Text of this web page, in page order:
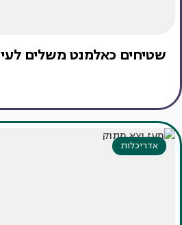
שטיחים כאלמנט משלים
אדריכלות